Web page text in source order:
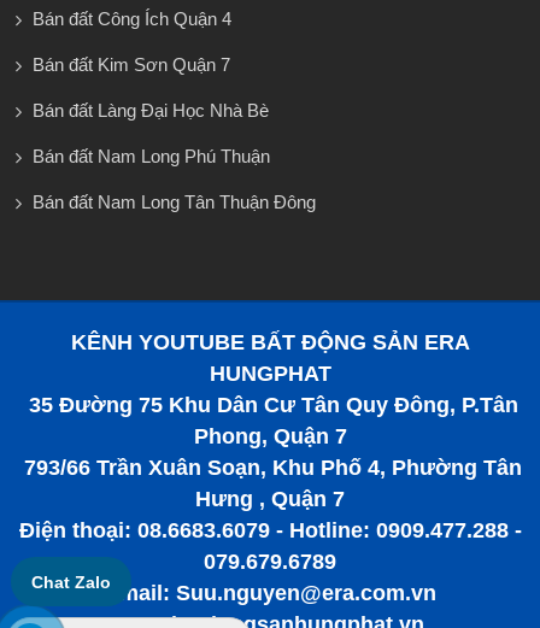
Bán đất Công Ích Quận 4
Bán đất Kim Sơn Quận 7
Bán đất Làng Đại Học Nhà Bè
Bán đất Nam Long Phú Thuận
Bán đất Nam Long Tân Thuận Đông
KÊNH YOUTUBE BẤT ĐỘNG SẢN ERA
HUNGPHAT
35 Đường 75 Khu Dân Cư Tân Quy Đông, P.Tân
Phong, Quận 7
793/66 Trần Xuân Soạn, Khu Phố 4, Phường Tân
Hưng , Quận 7
Điện thoại: 08.6683.6079 - Hotline: 0909.477.288 -
079.679.6789
Email: Suu.nguyen@era.com.vn
Chat Zalo